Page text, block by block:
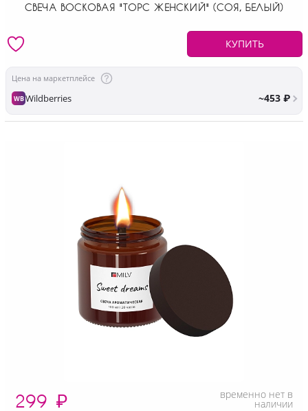
СВЕЧА ВОСКОВАЯ "ТОРС ЖЕНСКИЙ" (СОЯ, БЕЛЫЙ)
КУПИТЬ
Цена на маркетплейсе
WBWildberries ~453 ₽
299 ₽ временно нет в
наличии